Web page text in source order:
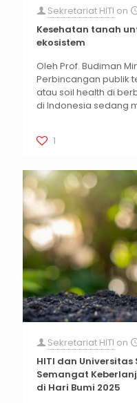
Sekretariat HITI on
Kesehatan tanah
ekosistem
Oleh Prof. Budiman
Perbincangan publik
atau soil health di
di Indonesia sedang
1
Sekretariat HITI on
HITI dan
Semangat
di Hari Bumi 2025